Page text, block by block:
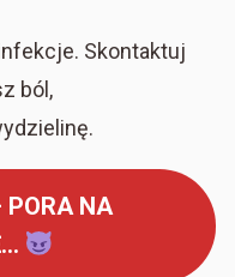
Skontaktuj
ból,
PORA NA